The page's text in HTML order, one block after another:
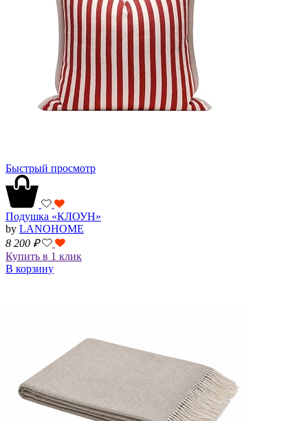
Быстрый просмотр
Подушка «КЛОУН»
by LANOHOME
8 200 ₽
Купить в 1 клик
В корзину